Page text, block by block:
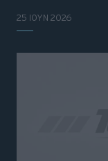
25 ΙΟΥΝ 2026